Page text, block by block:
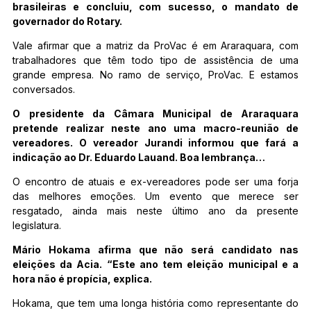
brasileiras e concluiu, com sucesso, o mandato de
governador do Rotary.
Vale afirmar que a matriz da ProVac é em Araraquara, com
trabalhadores que têm todo tipo de assistência de uma
grande empresa. No ramo de serviço, ProVac. E estamos
conversados.
O presidente da Câmara Municipal de Araraquara
pretende realizar neste ano uma macro-reunião de
vereadores. O vereador Jurandi informou que fará a
indicação ao Dr. Eduardo Lauand. Boa lembrança…
O encontro de atuais e ex-vereadores pode ser uma forja
das melhores emoções. Um evento que merece ser
resgatado, ainda mais neste último ano da presente
legislatura.
Mário Hokama afirma que não será candidato nas
eleições da Acia. “Este ano tem eleição municipal e a
hora não é propícia, explica.
Hokama, que tem uma longa história como representante do